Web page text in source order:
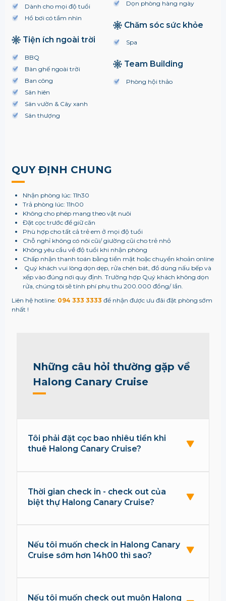
Dành cho mọi độ tuổi
Hồ bơi có tầm nhìn
Tiện ích ngoài trời
BBQ
Bàn ghế ngoài trời
Ban công
Sân hiên
Sân vườn & Cây xanh
Sân thượng
Dọn phòng hàng ngày
Chăm sóc sức khỏe
Spa
Team Building
Phòng hội thảo
QUY ĐỊNH CHUNG
Nhận phòng lúc: 11h30
Trả phòng lúc: 11h00
Không cho phép mang theo vật nuôi
Đặt cọc trước để giữ căn
Phù hợp cho tất cả trẻ em ở mọi độ tuổi
Chỗ nghỉ không có nôi cũi/ giường cũi cho trẻ nhỏ
Không yêu cầu về độ tuổi khi nhận phòng
Chấp nhận thanh toán bằng tiền mặt hoặc chuyển khoản online
Quý khách vui lòng dọn dẹp, rửa chén bát, đồ dùng nấu bếp và
xếp vào đúng nơi quy định. Trường hợp Quý khách không dọn
rửa, chúng tôi sẽ tính phí phụ thu 200.000 đồng/ lần.
Liên hệ hotline: 094 333 3333 để nhận được ưu đãi đặt phòng sớm
nhất !
Những câu hỏi thường gặp về
Halong Canary Cruise
Tôi phải đặt cọc bao nhiêu tiền khi
thuê Halong Canary Cruise?
Thời gian check in - check out của
biệt thự Halong Canary Cruise?
Nếu tôi muốn check in Halong Canary
Cruise sớm hơn 14h00 thì sao?
Nếu tôi muốn check out muộn Halong